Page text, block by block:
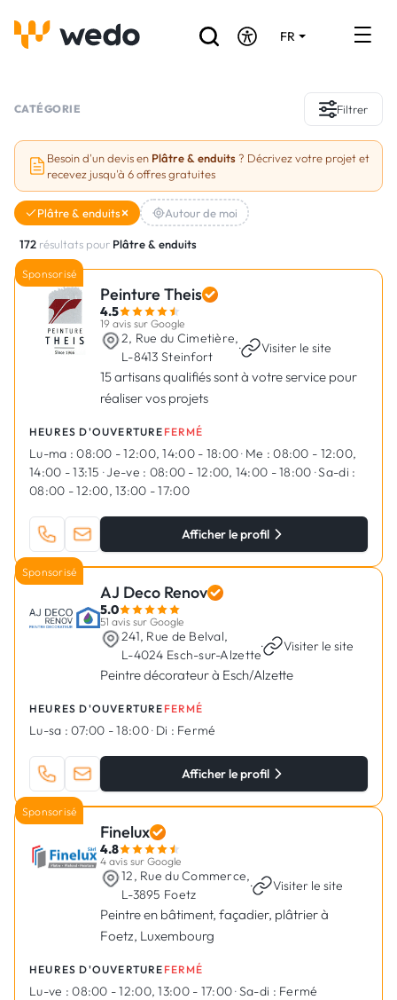
FR
Réalisations
Aides et subventions
Offres d'emploi
Vous êtes un Artisan ?
CATÉGORIE Filtrer
Besoin d'un devis en Plâtre & enduits ? Décrivez votre projet et
recevez jusqu'à 6 offres gratuites
Plâtre & enduits Autour de moi
172 résultats pour Plâtre & enduits
Sponsorisé
Peinture Theis
4.5
19 avis sur Google
2, Rue du Cimetière,
L-8413 Steinfort
· Visiter le site
15 artisans qualifiés sont à votre service pour
réaliser vos projets
HEURES D'OUVERTURE FERMÉ
Lu-ma : 08:00 - 12:00, 14:00 - 18:00· Me : 08:00 - 12:00,
14:00 - 13:15 ·Je-ve : 08:00 - 12:00, 14:00 - 18:00 ·Sa-di :
08:00 - 12:00, 13:00 - 17:00
Afficher le profil
Sponsorisé
AJ Deco Renov
5.0
51 avis sur Google
241, Rue de Belval,
L-4024 Esch-sur-Alzette
· Visiter le site
Peintre décorateur à Esch/Alzette
HEURES D'OUVERTURE FERMÉ
Lu-sa : 07:00 - 18:00· Di : Fermé
Afficher le profil
Sponsorisé
Finelux
4.8
4 avis sur Google
12, Rue du Commerce,
L-3895 Foetz
· Visiter le site
Peintre en bâtiment, façadier, plâtrier à
Foetz, Luxembourg
HEURES D'OUVERTURE FERMÉ
Lu-ve : 08:00 - 12:00, 13:00 - 17:00·Sa-di : Fermé